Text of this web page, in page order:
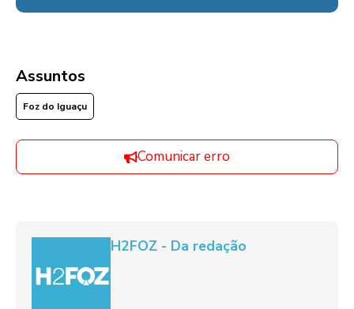
Assuntos
Foz do Iguaçu
Comunicar erro
H2FOZ - Da redação